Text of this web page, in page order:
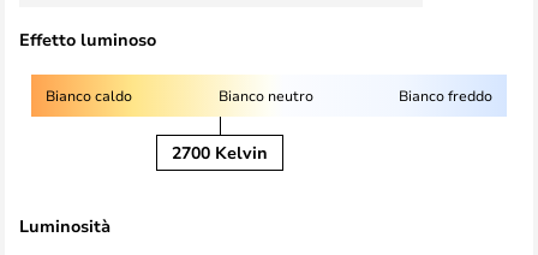
Effetto luminoso
Bianco caldo Bianco neutro Bianco freddo
2700 Kelvin
Luminosità